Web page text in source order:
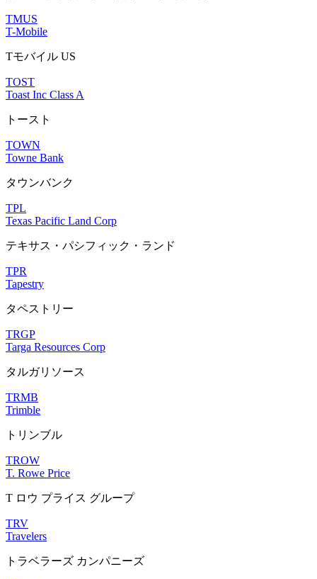
TMUS
T-Mobile
Tモバイル US
TOST
Toast Inc Class A
トースト
TOWN
Towne Bank
タウンバンク
TPL
Texas Pacific Land Corp
テキサス・パシフィック・ランド
TPR
Tapestry
タペストリー
TRGP
Targa Resources Corp
タルガリソース
TRMB
Trimble
トリンブル
TROW
T. Rowe Price
T ロウ プライス グループ
TRV
Travelers
トラベラーズ カンパニーズ